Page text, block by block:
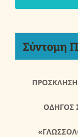
Σύντομη
ΟΔΗΓΟΣ